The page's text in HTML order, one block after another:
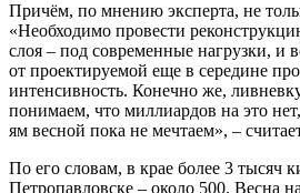
Причём, по мнению эксперта, не
«Необходимо провести
слоя – под современные нагрузки, и
от проектируемой еще в середине
интенсивность. Конечно же,
понимаем, что миллиардов на это
ям весной пока не мечтаем», –
По его словам, в крае более 3 тысяч
Петропавловске – около 500. Весна